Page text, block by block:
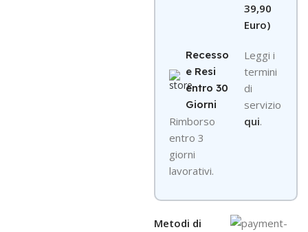
39,90
Euro)
Recesso
e Resi
entro 30
Giorni
Rimborso
entro 3
giorni
lavorativi.
Leggi i
termini
di
servizio
qui.
Metodi di